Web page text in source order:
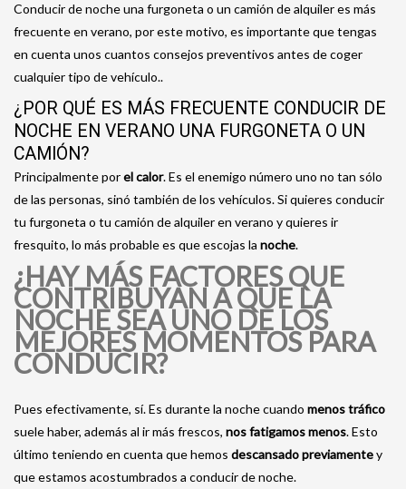
Conducir de noche una furgoneta o un camión de alquiler es más
frecuente en verano, por este motivo, es importante que tengas
en cuenta unos cuantos consejos preventivos antes de coger
cualquier tipo de vehículo..
¿POR QUÉ ES MÁS FRECUENTE CONDUCIR DE
NOCHE EN VERANO UNA FURGONETA O UN
CAMIÓN?
Principalmente porel calor. Es el enemigo número uno no tan sólo
de las personas, sinó también de los vehículos. Si quieres conducir
tu furgoneta o tu camión de alquiler en verano y quieres ir
fresquito, lo más probable es que escojas la noche.
¿HAY MÁS FACTORES QUE
CONTRIBUYAN A QUE LA
NOCHE SEA UNO DE LOS
MEJORES MOMENTOS PARA
CONDUCIR?
Pues efectivamente, sí. Es durante la noche cuando menos tráfico
suele haber, además al ir más frescos, nos fatigamos menos. Esto
último teniendo en cuenta que hemos descansado previamentey
que estamos acostumbrados a conducir de noche.